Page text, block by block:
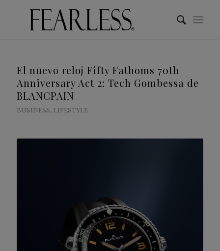
El nuevo reloj Fifty Fathoms 70th
Anniversary Act 2: Tech Gombessa de
BLANCPAIN
BUSINESS, LIFESTYLE